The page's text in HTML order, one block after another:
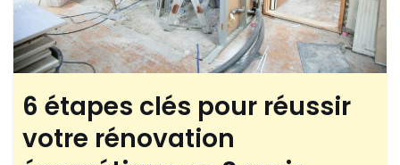
6 étapes clés pour réussir
votre rénovation